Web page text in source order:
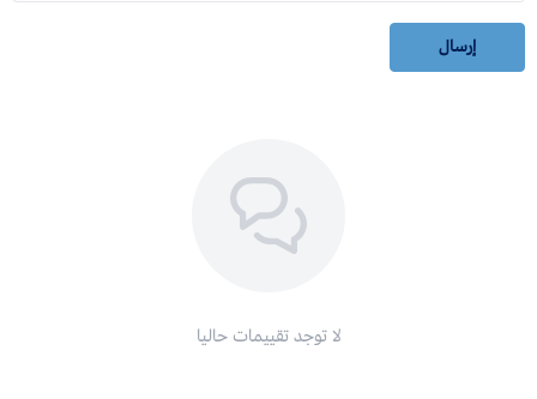
إرسال
لا توجد تقييمات حاليا